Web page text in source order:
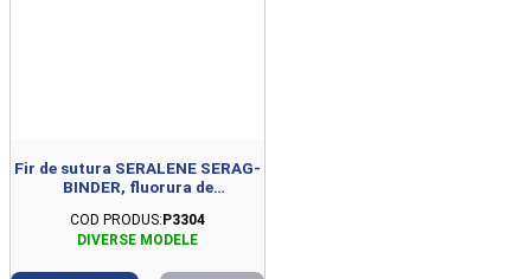
Fir de sutura SERALENE SERAG-
BINDER, fluorura de
monofilament, albastru USP 0,
1x50cm, fara ac
COD PRODUS:P3304